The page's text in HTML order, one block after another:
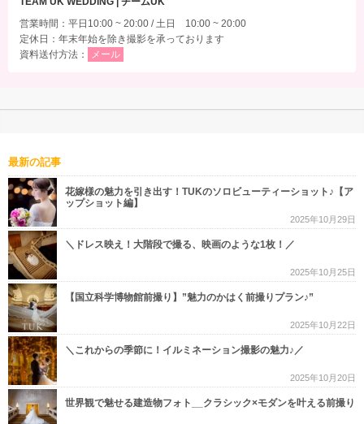
営業時間：平日10:00 ~ 20:00 / 土日 10:00 ~ 20:00
定休日：年末年始を除き撮影を承っております
資料送付方法：
メール
最新の記事
花嫁様の魅力を引き出す！TUKのソロビューティーショット♪【ア
ップショット編】
2025年10月29日
＼ドレス映え！大階段で撮る、映画のような1枚！／
2025年10月25日
【国立科学博物館前撮り】”魅力のかはく前撮りプラン♪”
2025年10月22日
＼これからの季節に！イルミネーション撮影の魅力♪／
2025年10月20日
世界観で魅せる建造物フォト__クラシック×モダンを叶える前撮り